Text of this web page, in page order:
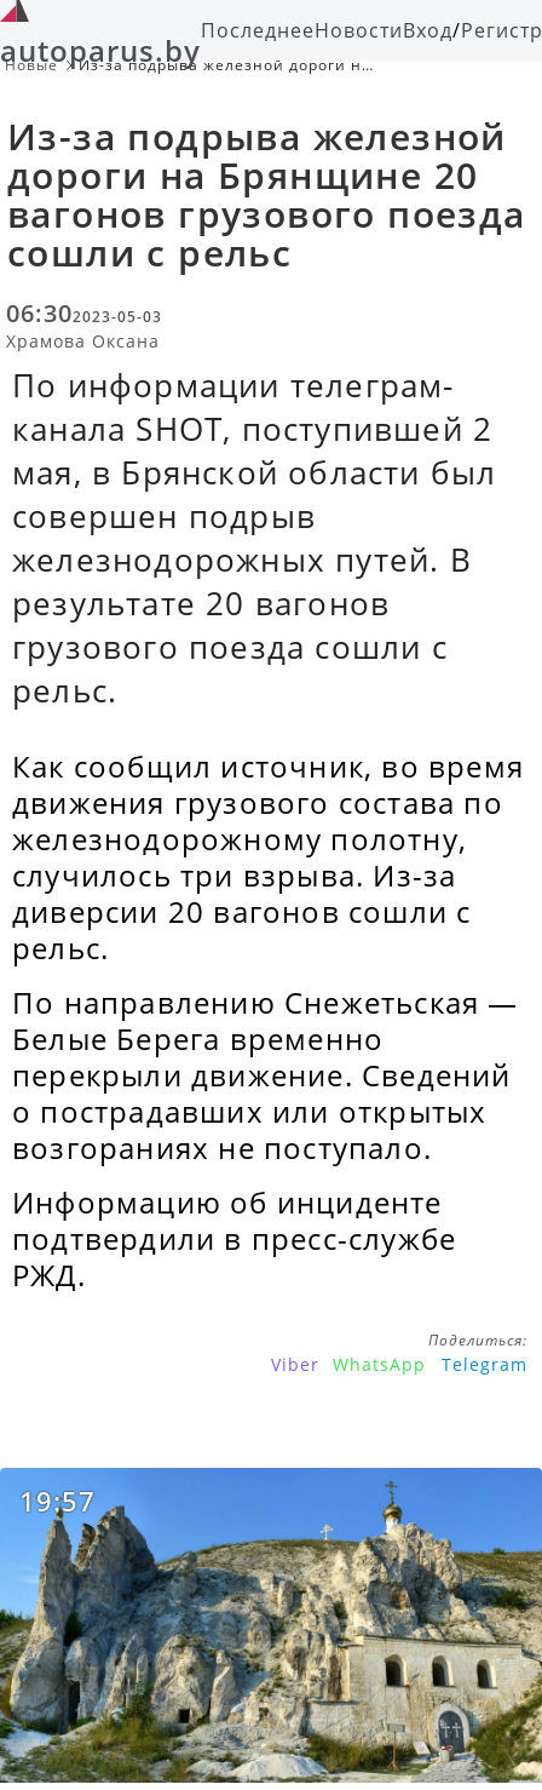
autoparus.byПоследнееНовостиВход/
Новые
Из-за подрыва железной дороги на
Из-за подрыва железной
дороги на Брянщине 20
вагонов грузового поезда
сошли с рельс
06:302023-05-03
Храмова Оксана
По информации телеграм-
канала SHOT, поступившей 2
мая, в Брянской области был
совершен подрыв
железнодорожных путей. В
результате 20 вагонов
грузового поезда сошли с
рельс.
Как сообщил источник, во время
движения грузового состава по
железнодорожному полотну,
случилось три взрыва. Из-за
диверсии 20 вагонов сошли с
рельс.
По направлению Снежетьская —
Белые Берега временно
перекрыли движение. Сведений
о пострадавших или открытых
возгораниях не поступало.
Информацию об инциденте
подтвердили в пресс-службе
РЖД.
Поделиться:
Viber WhatsApp Telegram
19:57